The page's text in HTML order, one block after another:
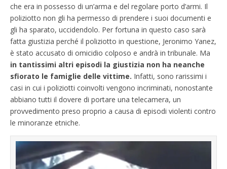
che era in possesso di un’arma e del regolare porto d’armi. Il
poliziotto non gli ha permesso di prendere i suoi documenti e
gli ha sparato, uccidendolo. Per fortuna in questo caso sarà
fatta giustizia perché il poliziotto in questione, Jeronimo Yanez,
è stato accusato di omicidio colposo e andrà in tribunale. Ma
in tantissimi altri episodi la giustizia non ha neanche
sfiorato le famiglie delle vittime. Infatti, sono rarissimi i
casi in cui i poliziotti coinvolti vengono incriminati, nonostante
abbiano tutti il dovere di portare una telecamera, un
provvedimento preso proprio a causa di episodi violenti contro
le minoranze etniche.